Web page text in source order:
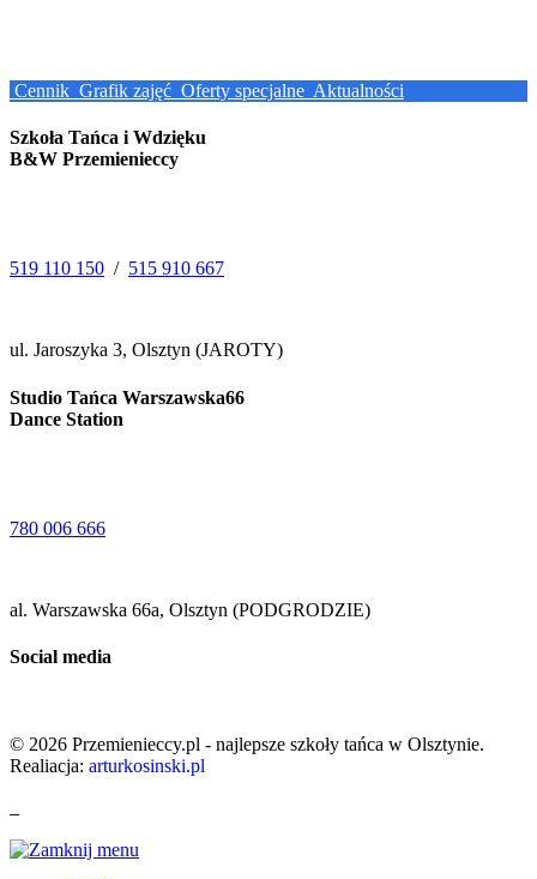
Cennik Grafik zajęć Oferty specjalne Aktualności
Szkoła Tańca i Wdzięku
B&W Przemienieccy
519 110 150 / 515 910 667
ul. Jaroszyka 3, Olsztyn (JAROTY)
Studio Tańca Warszawska66
Dance Station
780 006 666
al. Warszawska 66a, Olsztyn (PODGRODZIE)
Social media
© 2026 Przemienieccy.pl - najlepsze szkoły tańca w Olsztynie.
Realiacja: arturkosinski.pl